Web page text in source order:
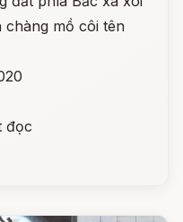
chàng mồ côi tên
đọc